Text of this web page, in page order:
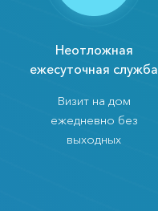
Неотложная
ежесуточная служба
Визит на дом
ежедневно без
выходных